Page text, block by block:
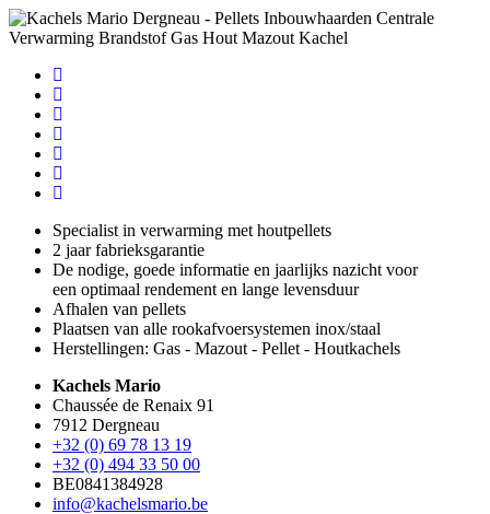
Specialist in verwarming met houtpellets
2 jaar fabrieksgarantie
De nodige, goede informatie en jaarlijks nazicht voor
een optimaal rendement en lange levensduur
Afhalen van pellets
Plaatsen van alle rookafvoersystemen inox/staal
Herstellingen: Gas - Mazout - Pellet - Houtkachels
Kachels Mario
Chaussée de Renaix 91
7912 Dergneau
+32 (0) 69 78 13 19
+32 (0) 494 33 50 00
BE0841384928
info@kachelsmario.be